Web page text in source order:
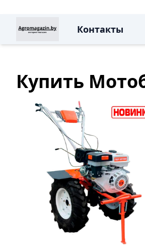
Контакты
Купить